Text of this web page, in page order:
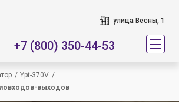
улица Весны, 1
+7 (800) 350-44-53
/ Ypt-370V /
выходов